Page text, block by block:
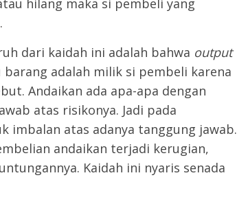
hilang maka si pembeli yang
.
dari kaidah ini adalah bahwa output
adalah milik si pembeli karena
Andaikan ada apa-apa dengan
atas risikonya. Jadi pada
imbalan atas adanya tanggung jawab.
andaikan terjadi kerugian,
Kaidah ini nyaris senada